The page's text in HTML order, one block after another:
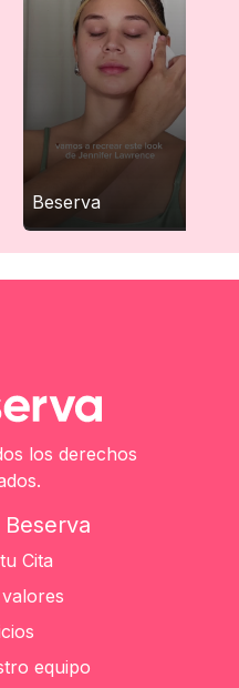
Beserva
los derechos
Cita
equipo